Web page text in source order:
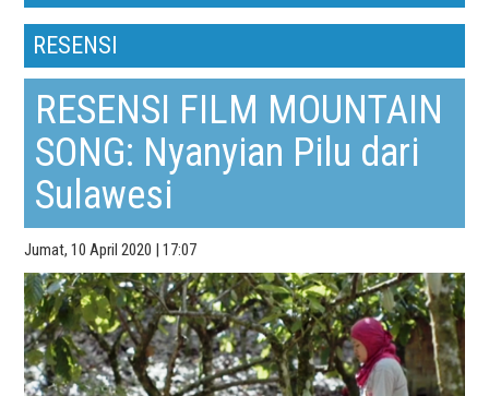
RESENSI
RESENSI FILM MOUNTAIN
SONG: Nyanyian Pilu dari
Sulawesi
Jumat, 10 April 2020 | 17:07